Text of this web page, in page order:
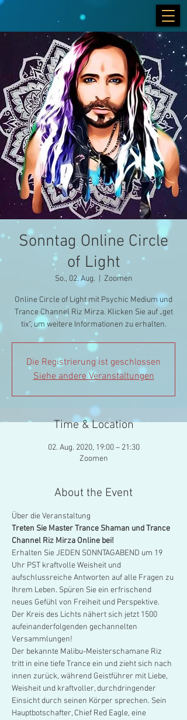
Sonntag Online Circle
of Light
So., 02. Aug. Zoomen
Online Circle of Light mit Psychic Medium und
Trance Channel Riz Mirza. Klicken Sie auf „get
tix“, um weitere Informationen zu erhalten.
Die Registrierung ist geschlossen
Siehe andere Veranstaltungen
Time & Location
02. Aug. 2020, 19:00 – 21:30
Zoomen
About the Event
Über die Veranstaltung
Treten Sie Master Trance Shaman und Trance
Channel Riz Mirza Online bei!
Erhalten Sie JEDEN SONNTAGABEND um 19
Uhr PST kraftvolle Weisheit und
aufschlussreiche Antworten auf alle Fragen zu
Ihrem Leben. Spüren Sie ein erfrischend
neues Gefühl von Freiheit und Perspektive.
Der Kreis des Lichts nähert sich jetzt 1500
aufeinanderfolgenden gechannelten
Versammlungen!
Der bekannte Malibu-Meisterschamane Riz
tritt in eine tiefe Trance ein und zieht sich nach
innen zurück, während Geistführer mit Liebe,
Weisheit und kraftvoller, durchdringender
Einsicht durch seinen Körper sprechen. Sein
Hauptbotschafter, Chief Red Eagle, eine